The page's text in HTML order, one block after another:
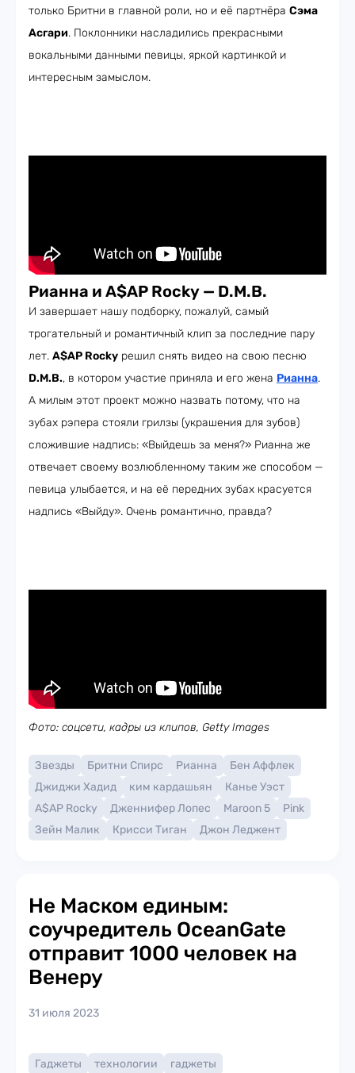
только Бритни в главной роли, но и её партнёра Сэма
Асгари. Поклонники насладились прекрасными
вокальными данными певицы, яркой картинкой и
интересным замыслом.
Рианна и A$AP Rocky — D.M.B.
И завершает нашу подборку, пожалуй, самый
трогательный и романтичный клип за последние пару
лет. A$AP Rocky решил снять видео на свою песню
D.M.B., в котором участие приняла и его жена Рианна.
А милым этот проект можно назвать потому, что на
зубах рэпера стояли грилзы (украшения для зубов)
сложившие надпись: «Выйдешь за меня?» Рианна же
отвечает своему возлюбленному таким же способом —
певица улыбается, и на её передних зубах красуется
надпись «Выйду». Очень романтично, правда?
Фото: соцсети, кадры из клипов, Getty Images
Звезды Бритни Спирс Рианна
Бен Аффлек
Джиджи Хадид
ким кардашьян
Канье Уэст
A$AP Rocky
Дженнифер Лопес Maroon 5
Pink
Зейн Малик
Крисси Тиган Джон Леджент
Не Маском единым:
соучредитель OceanGate
отправит 1000 человек на
Венеру
31 июля 2023
Гаджеты технологии
гаджеты